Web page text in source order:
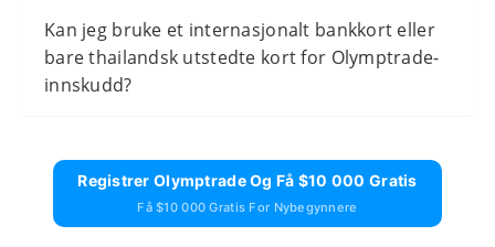
Kan jeg bruke et internasjonalt bankkort eller
bare thailandsk utstedte kort for Olymptrade-
innskudd?
Registrer Olymptrade Og Få $10 000 Gratis
Få $10 000 Gratis For Nybegynnere